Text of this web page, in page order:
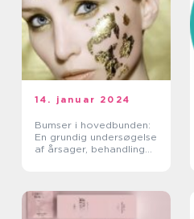
14. januar 2024
Bumser i hovedbunden:
En grundig undersøgelse
af årsager, behandlinger